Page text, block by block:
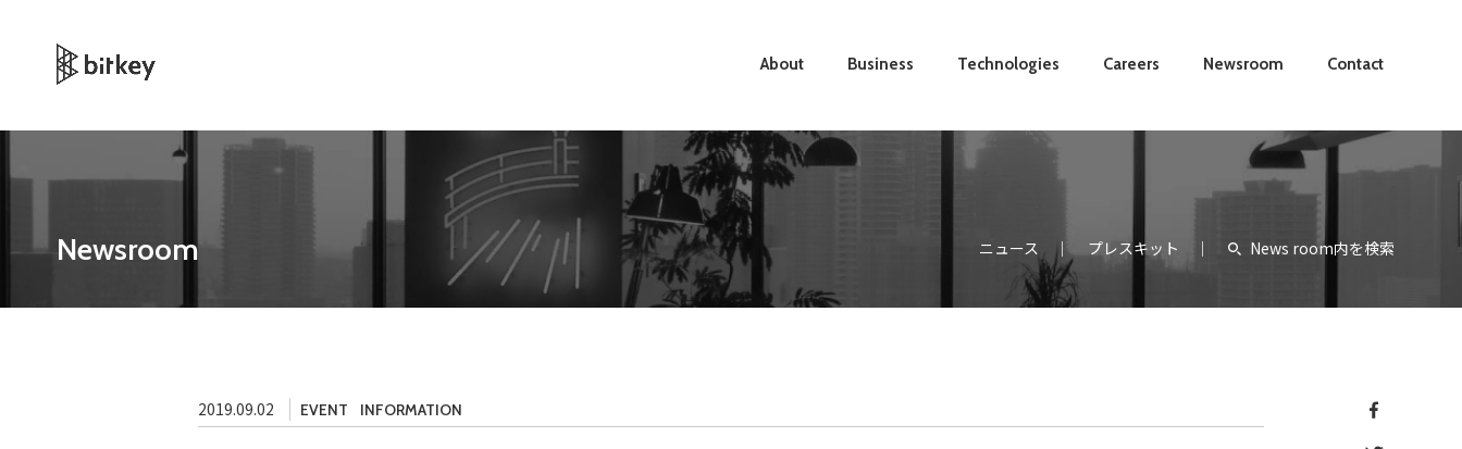
About Business Technologies Careers Newsroom Contact
Newsroom ニュース プレスキット News room内を検索
2019.09.02 EVENT INFORMATION